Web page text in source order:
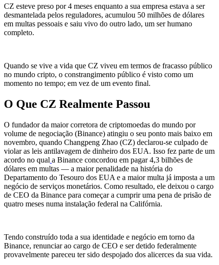
CZ esteve preso por 4 meses enquanto a sua empresa estava a ser
desmantelada pelos reguladores, acumulou 50 milhões de dólares
em multas pessoais e saiu vivo do outro lado, um ser humano
completo.
Quando se vive a vida que CZ viveu em termos de fracasso público
no mundo cripto, o constrangimento público é visto como um
momento no tempo; em vez de um evento final.
O Que CZ Realmente Passou
O fundador da maior corretora de criptomoedas do mundo por
volume de negociação (Binance) atingiu o seu ponto mais baixo em
novembro, quando Changpeng Zhao (CZ) declarou-se culpado de
violar as leis antilavagem de dinheiro dos EUA. Isso fez parte de um
acordo no qual a Binance concordou em pagar 4,3 bilhões de
dólares em multas — a maior penalidade na história do
Departamento do Tesouro dos EUA e a maior multa já imposta a um
negócio de serviços monetários. Como resultado, ele deixou o cargo
de CEO da Binance para começar a cumprir uma pena de prisão de
quatro meses numa instalação federal na Califórnia.
Tendo construído toda a sua identidade e negócio em torno da
Binance, renunciar ao cargo de CEO e ser detido federalmente
provavelmente pareceu ter sido despojado dos alicerces da sua vida.